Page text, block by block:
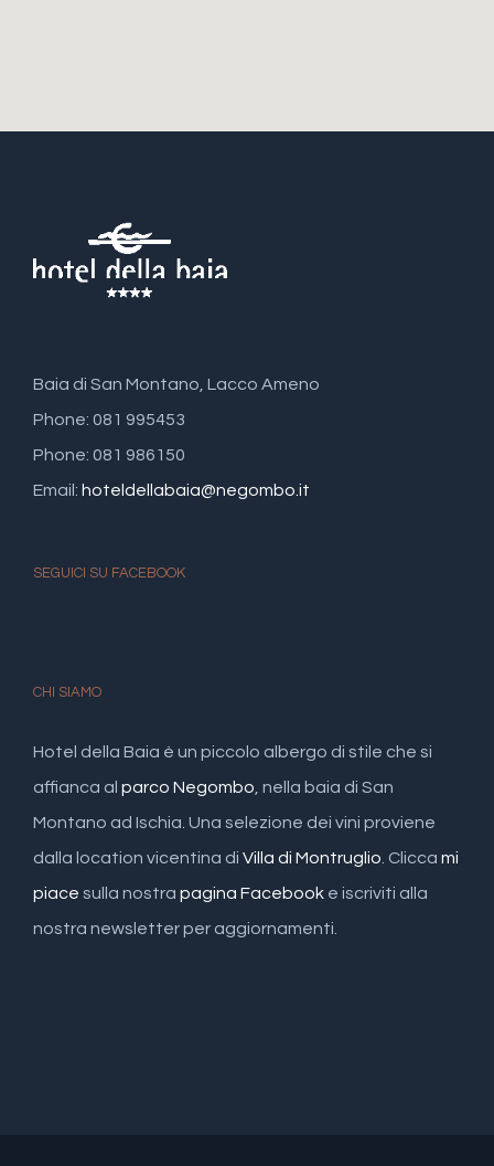
Baia di San Montano, Lacco Ameno
Phone: 081 995453
Phone: 081 986150
Email: hoteldellabaia@negombo.it
SEGUICI SU FACEBOOK
CHI SIAMO
Hotel della Baia è un piccolo albergo di stile che si
affianca al parco Negombo , nella baia di San
Montano ad Ischia. Una selezione dei vini proviene
dalla location vicentina di Villa di Montruglio . Clicca mi
piace sulla nostra pagina Facebook e iscriviti alla
nostra newsletter per aggiornamenti.